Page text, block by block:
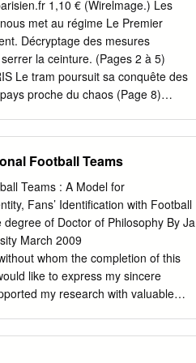
et Noir, contre à un « poseur
le parfum de la toute attente et en
son entraîneur rose, et que la fin
les mains.
1,10 € (Wirelmage.) Les
met au régime Le Premier
Décryptage des mesures
la ceinture. (Pages 2 à 5)
Le tram poursuit sa conquête des
proche du chaos (Page 8)
2014 n L’ÉDITO 18 Mds€ à la 11
11 locales
calcul du salaire des fonctionnaires.
Football Teams
Teams : A Model for
Fans’ Identification with Football
of Doctor of Philosophy By Ja
March 2009
whom the completion of this
like to express my sincere
my research with valuable